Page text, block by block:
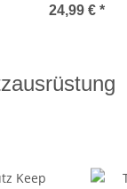
Euro - Armbanduhr
24,99 € *